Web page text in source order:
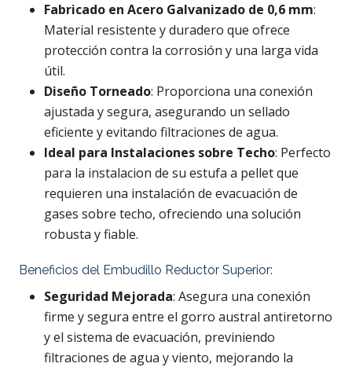
Fabricado en Acero Galvanizado de 0,6 mm:
Material resistente y duradero que ofrece
protección contra la corrosión y una larga vida
útil.
Diseño Torneado: Proporciona una conexión
ajustada y segura, asegurando un sellado
eficiente y evitando filtraciones de agua.
Ideal para Instalaciones sobre Techo: Perfecto
para la instalacion de su estufa a pellet que
requieren una instalación de evacuación de
gases sobre techo, ofreciendo una solución
robusta y fiable.
Beneficios del Embudillo Reductor Superior:
Seguridad Mejorada: Asegura una conexión
firme y segura entre el gorro austral antiretorno
y el sistema de evacuación, previniendo
filtraciones de agua y viento, mejorando la